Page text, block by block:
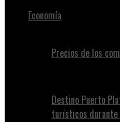
Economía
Precios de los
Destino Puerto
turísticos durante